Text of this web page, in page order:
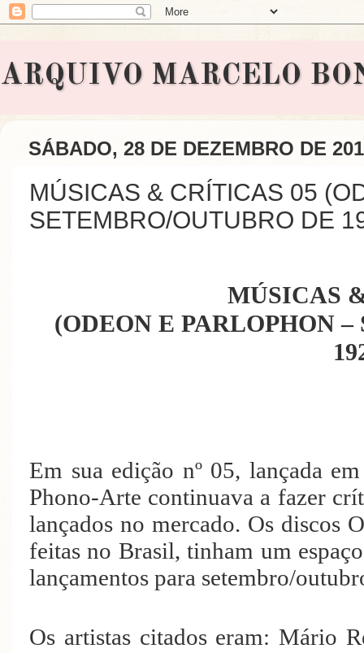
ARQUIVO MARCELO
SÁBADO, 28 DE DEZEMBRO DE
MÚSICAS & CRÍTICAS 05
SETEMBRO/OUTUBRO DE
MÚSICAS
(ODEON E PARLOPHON
Em sua edição nº 05, lançada
Phono-Arte continuava a fazer
lançados no mercado. Os discos
feitas no Brasil, tinham um
lançamentos para setembro/
Os artistas citados eram: Mário